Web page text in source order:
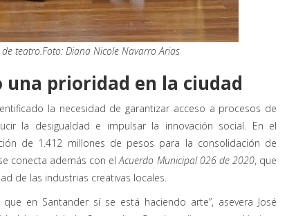
teatro.Foto: Diana Nicole Navarro Arias
prioridad en la ciudad
la necesidad de garantizar acceso a procesos de
la desigualdad e impulsar la innovación social. En el
de 1.412 millones de pesos para la consolidación de
conecta además con elAcuerdo Municipal 026 de 2020, que
de las industrias creativas locales.
en Santander sí se está haciendo arte”, asevera José